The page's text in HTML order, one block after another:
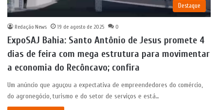
Destaque
Redação News 19 de agosto de 2025 0
ExpoSAJ Bahia: Santo Antônio de Jesus promete 4
dias de feira com mega estrutura para movimentar
a economia do Recôncavo; confira
Um anúncio que aguçou a expectativa de empreendedores do comércio,
do agronegócio, turismo e do setor de serviços e está…